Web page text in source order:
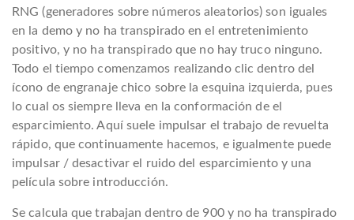
RNG (generadores sobre números aleatorios) son iguales
en la demo y no ha transpirado en el entretenimiento
positivo, y no ha transpirado que no hay truco ninguno.
Todo el tiempo comenzamos realizando clic dentro del
ícono de engranaje chico sobre la esquina izquierda, pues
lo cual os siempre lleva en la conformación de el
esparcimiento. Aquí suele impulsar el trabajo de revuelta
rápido, que continuamente hacemos, e igualmente puede
impulsar / desactivar el ruido del esparcimiento y una
película sobre introducción.
Se calcula que trabajan dentro de 900 y no ha transpirado